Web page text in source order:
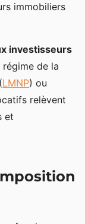
immobiliers
investisseurs
régime de la
LMNP) ou
relèvent
et